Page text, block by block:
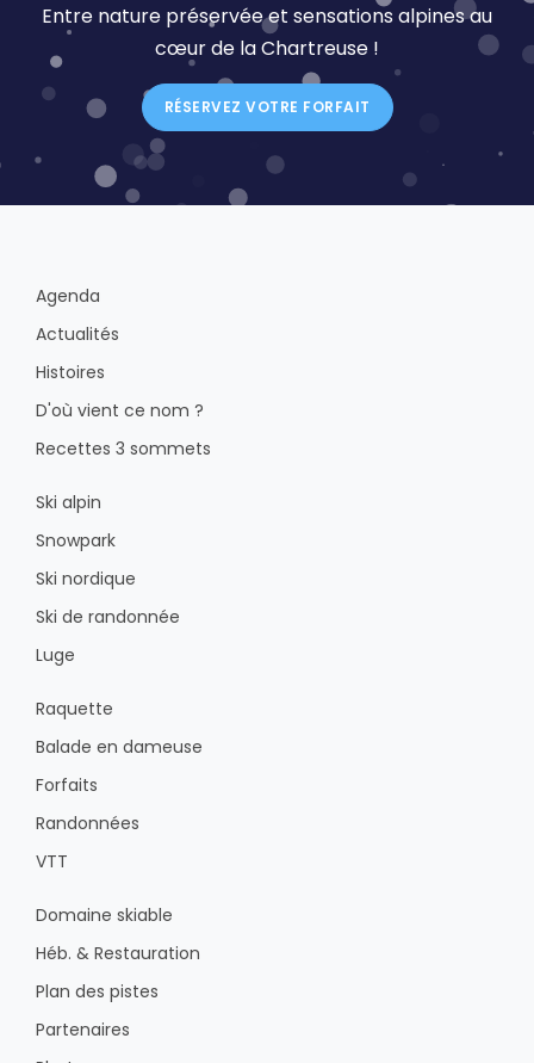
Entre nature préservée et sensations alpines au
cœur de la Chartreuse !
RÉSERVEZ VOTRE FORFAIT
Agenda
Actualités
Histoires
D'où vient ce nom ?
Recettes 3 sommets
Ski alpin
Snowpark
Ski nordique
Ski de randonnée
Luge
Raquette
Balade en dameuse
Forfaits
Randonnées
VTT
Domaine skiable
Héb. & Restauration
Plan des pistes
Partenaires